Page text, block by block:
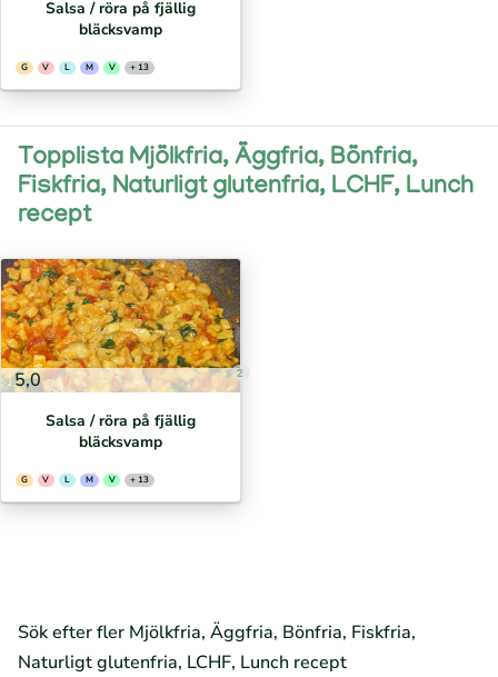
Salsa / röra på fjällig
bläcksvamp
G V L M V + 13
Topplista Mjölkfria, Äggfria, Bönfria,
Fiskfria, Naturligt glutenfria, LCHF, Lunch
recept
5,0 2
Salsa / röra på fjällig
bläcksvamp
G V L M V + 13
Sök efter fler Mjölkfria, Äggfria, Bönfria, Fiskfria,
Naturligt glutenfria, LCHF, Lunch recept